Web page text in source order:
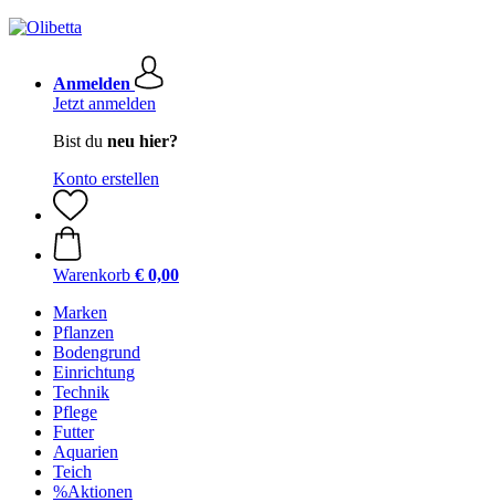
Anmelden
Jetzt anmelden
Bist du neu hier?
Konto erstellen
Warenkorb € 0,00
Marken
Pflanzen
Bodengrund
Einrichtung
Technik
Pflege
Futter
Aquarien
Teich
%Aktionen